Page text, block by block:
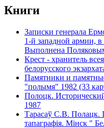
Книги
Записки генерала
1-й западной армии,
Выполнена
Крест - хранитель
белорусского
Памятники и
"полымя" 1982 (33
Полоцк.
1987
Тарасаў С.В. Полацк.
тапаграфiя. Мiнск "